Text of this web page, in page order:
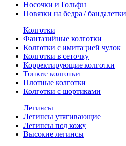
Носочки и Гольфы
Повязки на бедра / бандалетки
Колготки
Фантазийные колготки
Колготки с имитацией чулок
Колготки в сеточку
Корректирующие колготки
Тонкие колготки
Плотные колготки
Колготки с шортиками
Легинсы
Легинсы утягивающие
Легинсы под кожу
Высокие легинсы